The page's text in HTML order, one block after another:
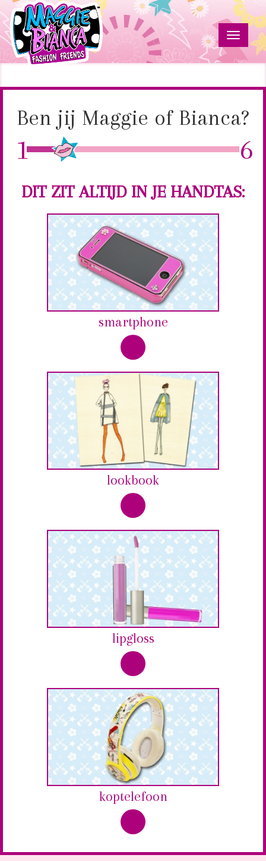
Overslaan
en
naar
de
inhoud
&
Fashion
Friends
jij
Maggie
of
Bianca?
Ben jij Maggie of Bianca?
1 6
DIT ZIT ALTIJD IN JE HANDTAS:
smartphone
lookbook
lipgloss
koptelefoon